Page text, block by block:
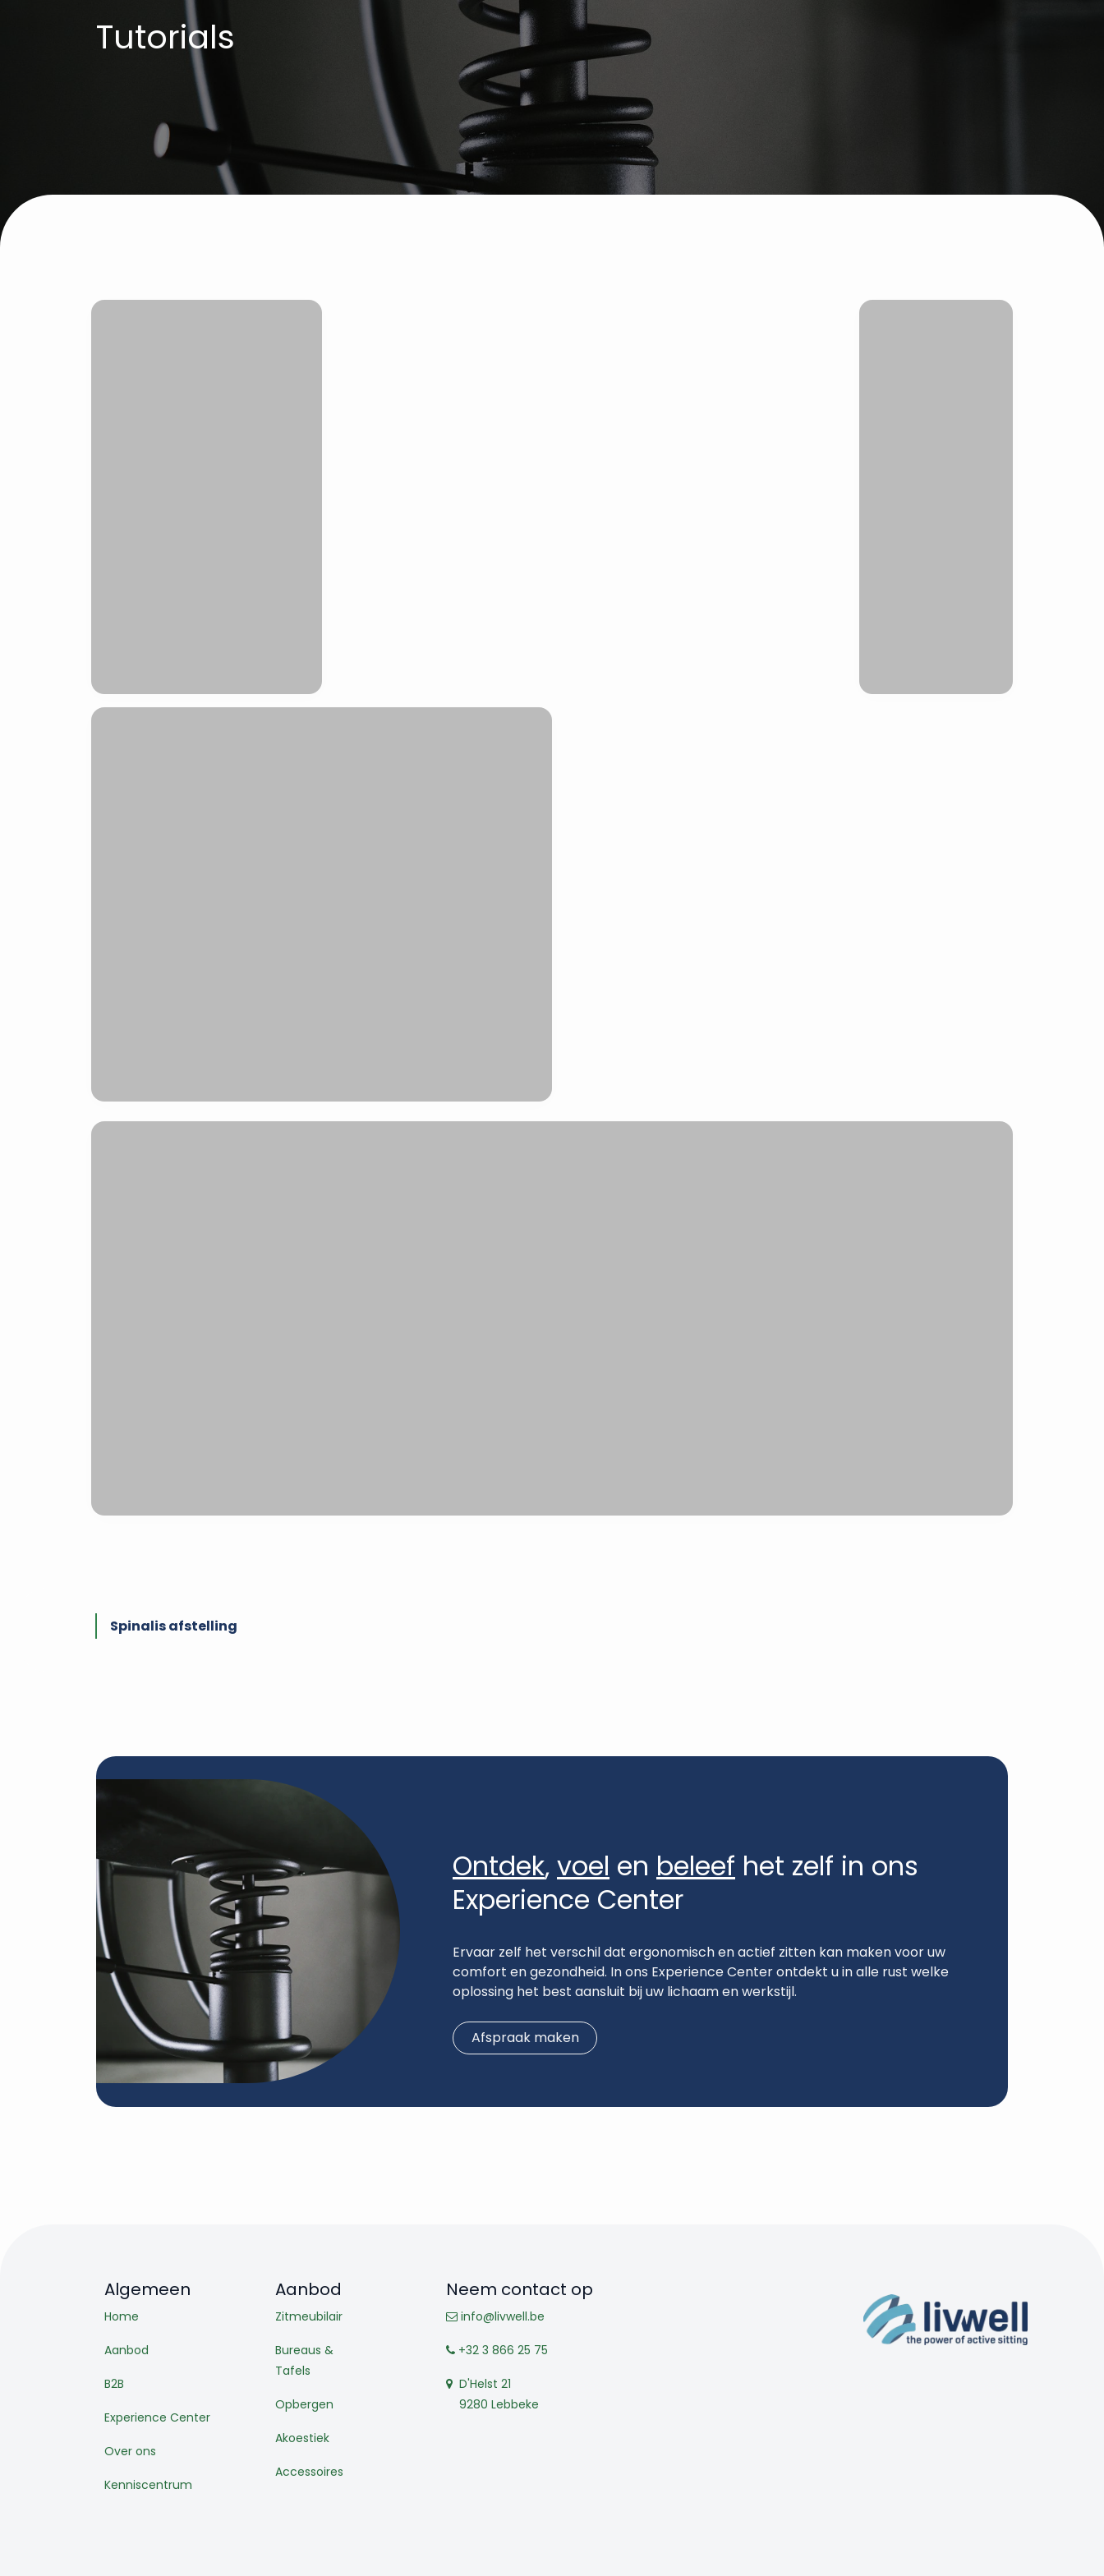
Tutorials
Spinalis afstelling
Ontdek, voel en beleef het zelf in ons
Experience Center
Ervaar zelf het verschil dat ergonomisch en actief zitten kan maken voor uw
comfort en gezondheid. In ons Experience Center ontdekt u in alle rust welke
oplossing het best aansluit bij uw lichaam en werkstijl.
Afspraak maken
Algemeen
Home
Aanbod
B2B
Experience Center
Over ons
Kenniscentrum
Aanbod
Zitmeubilair
Bureaus &
Tafels
Opbergen
Akoestiek
Accessoires
Neem contact op
info@livwell.be
+32 3 866 25 75
D'Helst 21
9280 Lebbeke